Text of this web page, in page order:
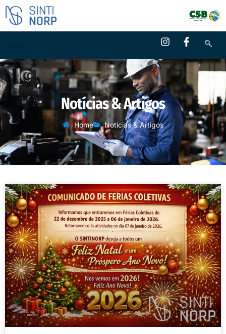
Notícias & Artigos
Home Notícias & Artigos